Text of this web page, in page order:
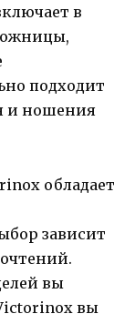
в
подходит
и ношения
обладает
зависит
вы
вы